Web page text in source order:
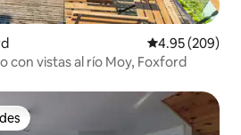
Calificación
4.95 (209)
vistas al río Moy, Foxford